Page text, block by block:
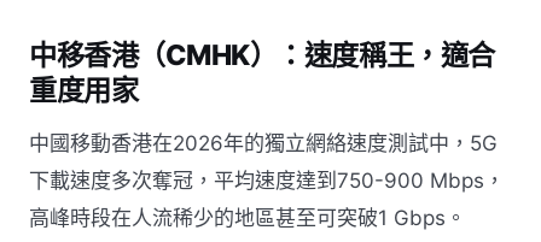
中移香港（CMHK）：速度稱王，適合
重度用家
中國移動香港在2026年的獨立網絡速度測試中，5G
下載速度多次奪冠，平均速度達到750-900 Mbps，
高峰時段在人流稀少的地區甚至可突破1 Gbps。